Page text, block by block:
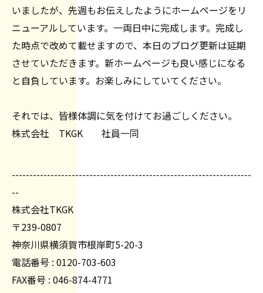
いましたが、先週もお伝えしたようにホームページをリ
ニューアルしています。一両日中に完成します。完成し
た時点で改めて載せますので、本日のブログ更新は延期
させていただきます。新ホームページも良い感じになる
と自負しています。お楽しみにしていてください。
それでは、皆様体調に気を付けてお過ごしください。
株式会社 TKGK 社員一同
--------------------------------------------------------------------
--
株式会社TKGK
〒239-0807
神奈川県横須賀市根岸町5-20-3
電話番号 : 0120-703-603
FAX番号 : 046-874-4771